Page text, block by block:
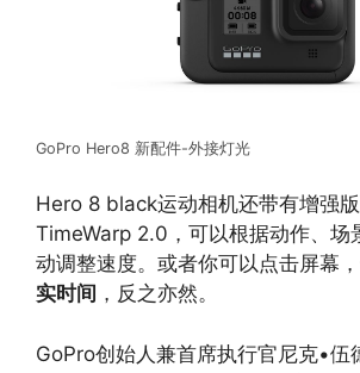
GoPro Hero8 新配件-外接灯光
Hero 8 black运动相机还带有增强
TimeWarp 2.0，可以根据动作、场
动调整速度。或者你可以点击屏幕，
实时间 ，反之亦然。
GoPro创始人兼首席执行官尼克•伍